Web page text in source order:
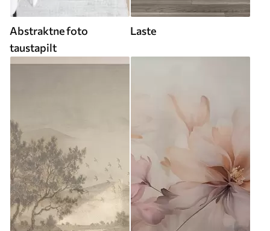
Abstraktne foto
taustapilt
Laste